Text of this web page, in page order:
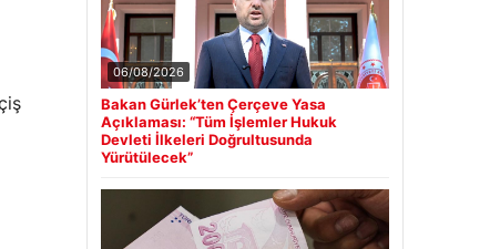
06/08/2026
Bakan Gürlek’ten Çerçeve Yasa
Açıklaması: “Tüm İşlemler Hukuk
Devleti İlkeleri Doğrultusunda
Yürütülecek”